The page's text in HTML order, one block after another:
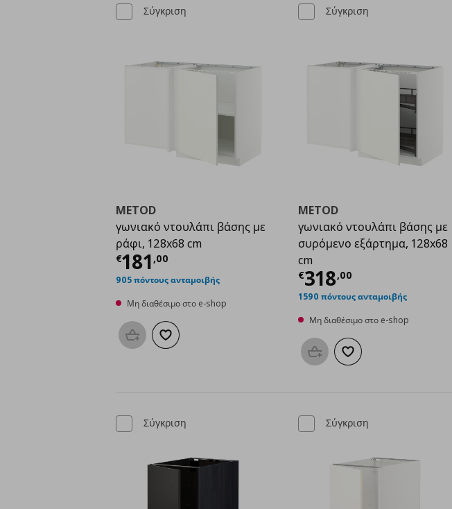
Σύγκριση
METOD
γωνιακό ντουλάπι βάσης με
ράφι, 128x68 cm
€181,00
Τρέχουσα τιμή € 181,00
905 πόντους ανταμοιβής
Μη διαθέσιμο στο e-shop
Προσθήκη στο καλάθι
Προσθήκη στα αγαπημένα
Σύγκριση
METOD
γωνιακό ντουλάπι βάσης με
συρόμενο εξάρτημα, 128x68
cm
€318,00
Τρέχουσα τιμή
1590 πόντους ανταμοιβής
Μη διαθέσιμο στο e-shop
Προσθήκη στο καλάθι
Προσθήκη στα αγαπημένα
Σύγκριση Σύγκριση